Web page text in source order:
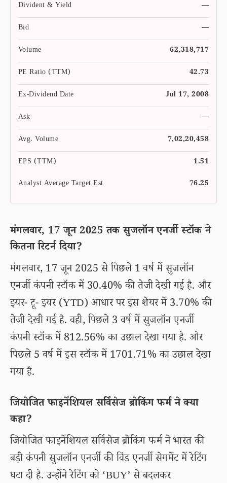
Divident & Yield
—
Bid
—
Volume
62,318,717
PE Ratio (TTM)
42.73
Ex-Dividend Date
Jul 17, 2008
Ask
—
Avg. Volume
7,02,20,458
EPS (TTM)
1.51
Analyst Average Target Est
76.25
मंगलवार, 17 जून 2025 तक सुजलॉन एनर्जी स्टॉक ने
कितना रिटर्न दिया?
मंगलवार, 17 जून 2025 से पिछले 1 वर्ष में सुजलॉन
एनर्जी कंपनी स्टॉक में 30.40% की तेजी देखी गई है. और
इयर- टू- इयर (YTD) आधार पर इस शेयर में 3.70% की
तेजी देखी गई है. वही, पिछले 3 वर्ष में सुजलॉन एनर्जी
कंपनी स्टॉक में 812.56% का उछाल देखा गया है. और
पिछले 5 वर्ष में इस स्टॉक में 1701.71% का उछाल देखा
गया है.
जियोजित फाइनेंशियल सर्विसेज ब्रोकिंग फर्म ने क्या
कहा?
जियोजित फाइनेंशियल सर्विसेज ब्रोकिंग फर्म ने भारत की
बड़ी कंपनी सुजलॉन एनर्जी की विंड एनर्जी सेगमेंट में रेटिंग
घटा दी है. उन्होंने रेटिंग को ‘BUY’ से बदलकर